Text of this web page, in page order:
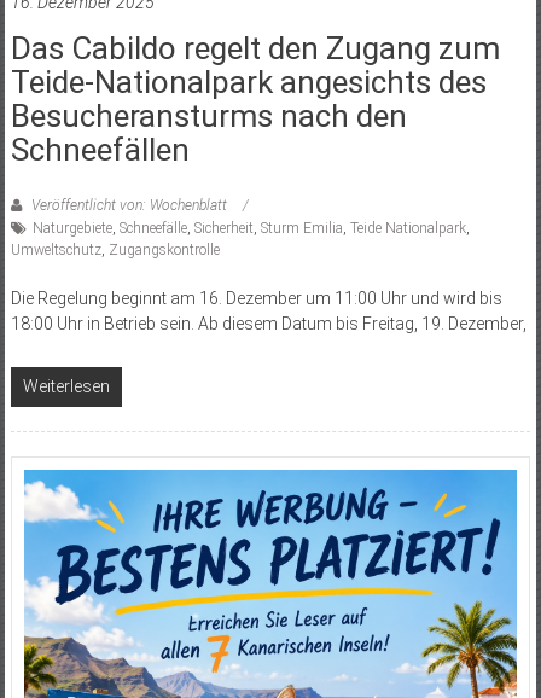
Das Cabildo regelt den Zugang zum
Teide-Nationalpark angesichts des
Besucheransturms nach den
Schneefällen
Veröffentlicht von: Wochenblatt
Naturgebiete, Schneefälle, Sicherheit Sturm Emilia Teide Nationalpark,
Umweltschutz, Zugangskontrolle
Die Regelung beginnt am 16. Dezember um 11:00 Uhr und wird bis
18:00 Uhr in Betrieb sein. Ab diesem Datum bis Freitag, 19. Dezember,
Weiterlesen